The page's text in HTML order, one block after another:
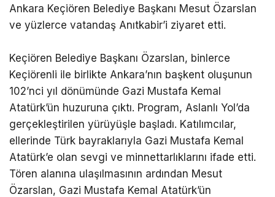
Ankara Keçiören Belediye Başkanı Mesut Özarslan
ve yüzlerce vatandaş Anıtkabir’i ziyaret etti.
Keçiören Belediye Başkanı Özarslan, binlerce
Keçiörenli ile birlikte Ankara’nın başkent oluşunun
102’nci yıl dönümünde Gazi Mustafa Kemal
Atatürk’ün huzuruna çıktı. Program, Aslanlı Yol’da
gerçekleştirilen yürüyüşle başladı. Katılımcılar,
ellerinde Türk bayraklarıyla Gazi Mustafa Kemal
Atatürk’e olan sevgi ve minnettarlıklarını ifade etti.
Tören alanına ulaşılmasının ardından Mesut
Özarslan, Gazi Mustafa Kemal Atatürk’ün